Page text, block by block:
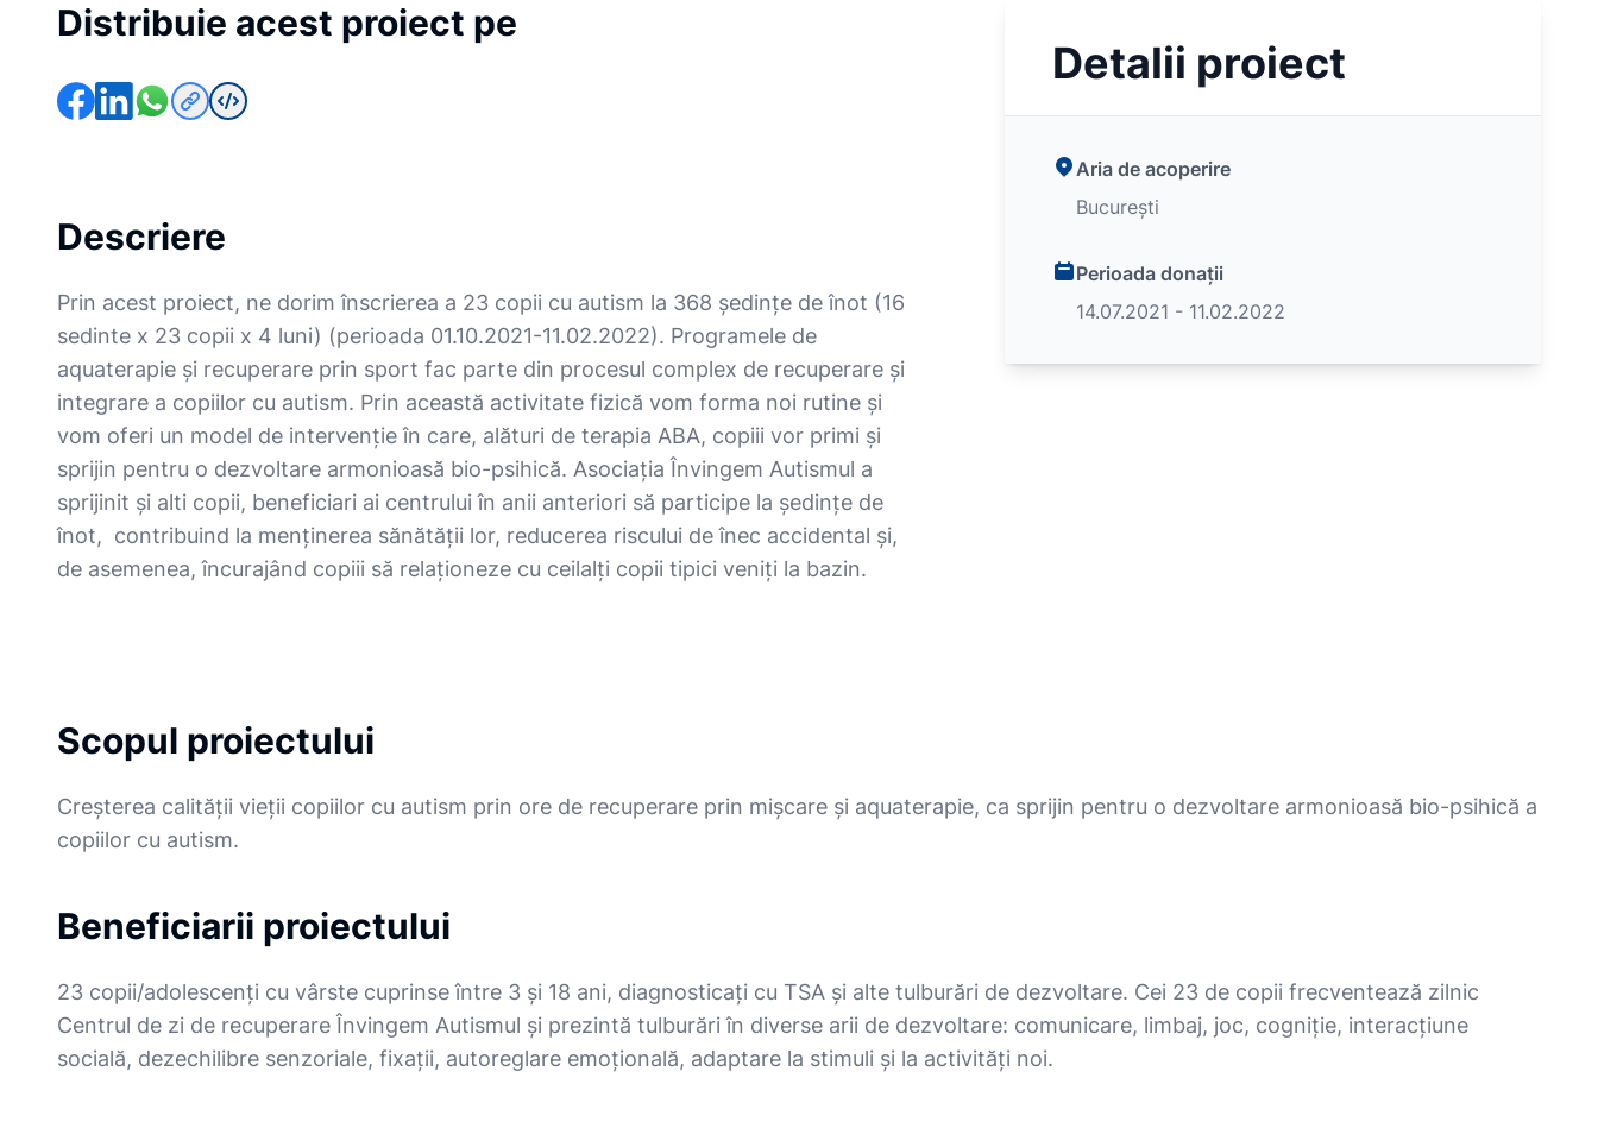
Distribuie acest proiect pe
Descriere
Prin acest proiect, ne dorim înscrierea a 23 copii cu autism la 368 ședințe de înot (16
sedinte x 23 copii x 4 luni) (perioada 01.10.2021-11.02.2022). Programele de
aquaterapie și recuperare prin sport fac parte din procesul complex de recuperare și
integrare a copiilor cu autism. Prin această activitate fizică vom forma noi rutine și
vom oferi un model de intervenție în care, alături de terapia ABA, copiii vor primi și
sprijin pentru o dezvoltare armonioasă bio-psihică. Asociația Învingem Autismul a
sprijinit și alti copii, beneficiari ai centrului în anii anteriori să participe la ședințe de
înot, contribuind la menținerea sănătății lor, reducerea riscului de înec accidental și,
de asemenea, încurajând copiii să relaționeze cu ceilalți copii tipici veniți la bazin.
Detalii proiect
Aria de acoperire
București
Perioada donații
14.07.2021 - 11.02.2022
Scopul proiectului
Creșterea calității vieții copiilor cu autism prin ore de recuperare prin mișcare și aquaterapie, ca sprijin pentru o dezvoltare armonioasă bio-psihică a
copiilor cu autism.
Beneficiarii proiectului
23 copii/adolescenți cu vârste cuprinse între 3 și 18 ani, diagnosticați cu TSA și alte tulburări de dezvoltare. Cei 23 de copii frecventează zilnic
Centrul de zi de recuperare Învingem Autismul și prezintă tulburări în diverse arii de dezvoltare: comunicare, limbaj, joc, cogniție, interacțiune
socială, dezechilibre senzoriale, fixații, autoreglare emoțională, adaptare la stimuli și la activități noi.